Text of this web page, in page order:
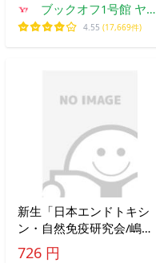
ブックオフ1号館 ヤフ
ーショッピング店
4.55 (17,669件)
新生「日本エンドトキシ
ン・自然免疫研究会/嶋田
紘(著者),谷徹(著者)
726 円